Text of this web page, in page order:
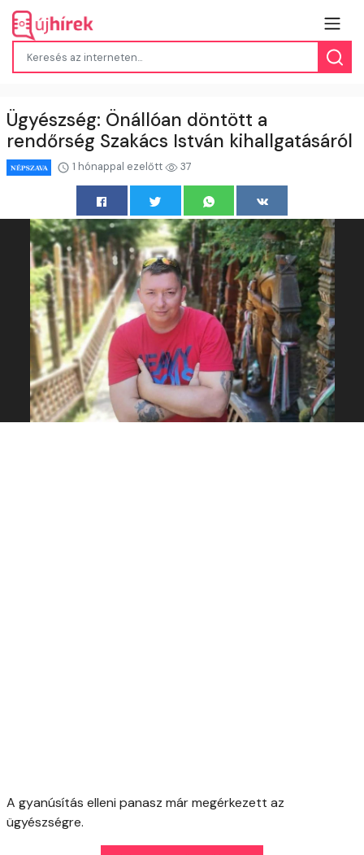
Ügyészség: Önállóan döntött a
rendőrség Szakács István kihallgatásáról
1 hónappal ezelőtt 37
A gyanúsítás elleni panasz már megérkezett az
ügyészségre.